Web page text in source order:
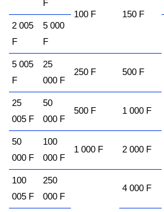
F
100 F
150 F
2 005
F
5 000
F
5 005
F
25
000 F
250 F 500 F
25
005 F
50
000 F
500 F 1 000 F
50
000 F
100
000 F
1 000 F 2 000 F
100
005 F
250
000 F
4 000 F